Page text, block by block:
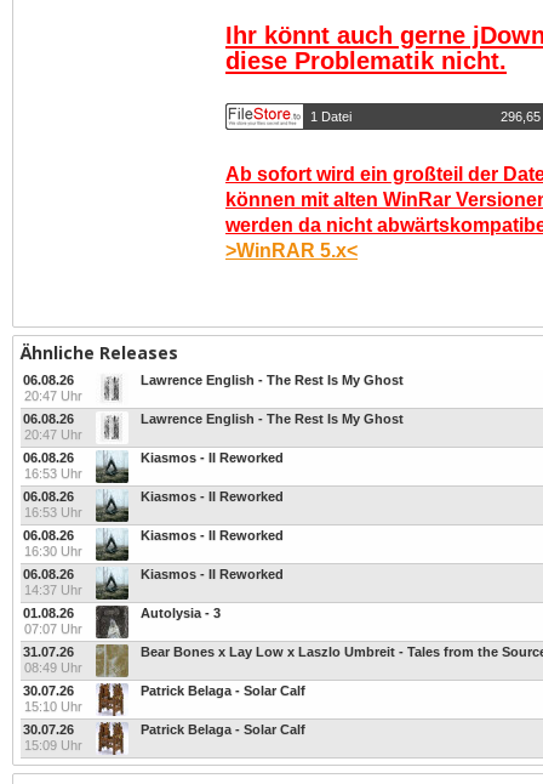
Ihr könnt auch gerne
diese Problematik nicht.
1 Datei 296,65
Ab sofort wird ein großteil der
können mit alten WinRar
werden da nicht
>WinRAR 5.x<
Ähnliche Releases
06.08.26
20:47 Uhr
Lawrence English - The Rest Is My Ghost
06.08.26
20:47 Uhr
Lawrence English - The Rest Is My Ghost
06.08.26
16:53 Uhr
Kiasmos - II Reworked
06.08.26
16:53 Uhr
Kiasmos - II Reworked
06.08.26
16:30 Uhr
Kiasmos - II Reworked
06.08.26
14:37 Uhr
Kiasmos - II Reworked
01.08.26
07:07 Uhr
Autolysia - 3
31.07.26
08:49 Uhr
Bear Bones x Lay Low x Laszlo Umbreit - Tales from the
30.07.26
15:10 Uhr
Patrick Belaga - Solar Calf
30.07.26
15:09 Uhr
Patrick Belaga - Solar Calf